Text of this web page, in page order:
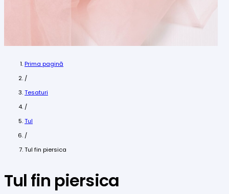
Prima pagină
/
Tesaturi
/
Tul
/
Tul fin piersica
Tul fin piersica